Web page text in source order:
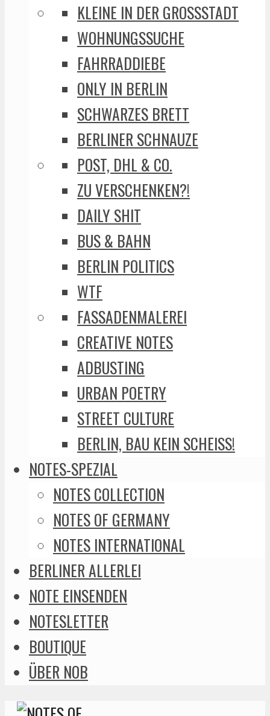
KLEINE IN DER GROSSSTADT
WOHNUNGSSUCHE
FAHRRADDIEBE
ONLY IN BERLIN
SCHWARZES BRETT
BERLINER SCHNAUZE
POST, DHL & CO.
ZU VERSCHENKEN?!
DAILY SHIT
BUS & BAHN
BERLIN POLITICS
WTF
FASSADENMALEREI
CREATIVE NOTES
ADBUSTING
URBAN POETRY
STREET CULTURE
BERLIN, BAU KEIN SCHEISS!
NOTES-SPEZIAL
NOTES COLLECTION
NOTES OF GERMANY
NOTES INTERNATIONAL
BERLINER ALLERLEI
NOTE EINSENDEN
NOTESLETTER
BOUTIQUE
ÜBER NOB